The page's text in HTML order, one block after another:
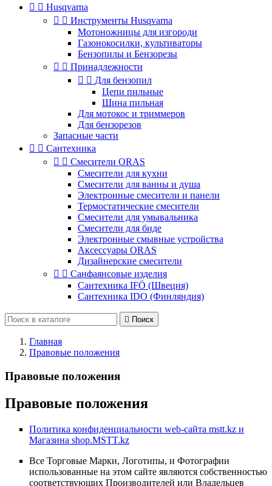
  Husqvarna
  Инструменты Husqvarna
Мотоножницы для изгороди
Газонокосилки, культиваторы
Бензопилы и Бензорезы
  Принадлежности
  Для бензопил
Цепи пильные
Шина пильная
Для мотокос и триммеров
Для бензорезов
Запасные части
  Сантехника
  Смесители ORAS
Смесители для кухни
Смесители для ванны и душа
Электронные смесители и панели
Термостатические смесители
Смесители для умывальника
Смесители для биде
Электронные смывные устройства
Аксессуары ORAS
Дизайнерские смесители
  Санфаянсовые изделия
Сантехника IFÖ (Швеция)
Сантехника IDO (Финляндия)
 Поиск
Главная
Правовые положения
Правовые положения
Правовые положения
Политика конфиденциальности web-сайта mstt.kz и
Магазина shop.MSTT.kz
Все Торговые Марки, Логотипы, и Фотографии
использованные на этом сайте являются собственностью
соответствующих Производителей или Владельцев